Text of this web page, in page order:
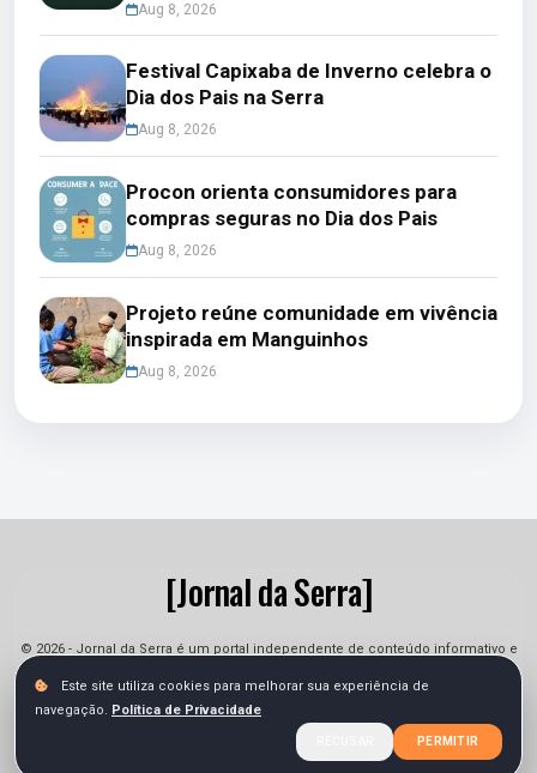
Aug 8, 2026
Festival Capixaba de Inverno celebra o
Dia dos Pais na Serra
Aug 8, 2026
Procon orienta consumidores para
compras seguras no Dia dos Pais
Aug 8, 2026
Projeto reúne comunidade em vivência
inspirada em Manguinhos
Aug 8, 2026
[Jornal da Serra]
© 2026 - Jornal da Serra é um portal independente de conteúdo informativo e
jornalístico. As informações podem sofrer alterações.
Privacidade
Este site utiliza cookies para melhorar sua experiência de
navegação. Política de Privacidade
PERMITIR